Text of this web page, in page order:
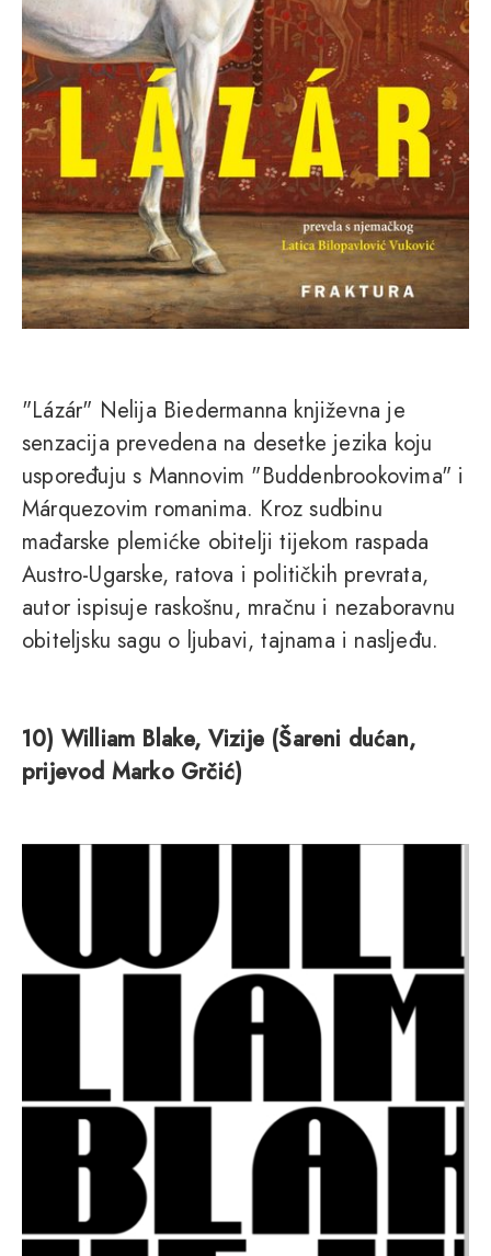
"Lázár" Nelija Biedermanna književna je
senzacija prevedena na desetke jezika koju
uspoređuju s Mannovim "Buddenbrookovima" i
Márquezovim romanima. Kroz sudbinu
mađarske plemićke obitelji tijekom raspada
Austro-Ugarske, ratova i političkih prevrata,
autor ispisuje raskošnu, mračnu i nezaboravnu
obiteljsku sagu o ljubavi, tajnama i nasljeđu.
10) William Blake, Vizije (Šareni dućan,
prijevod Marko Grčić)